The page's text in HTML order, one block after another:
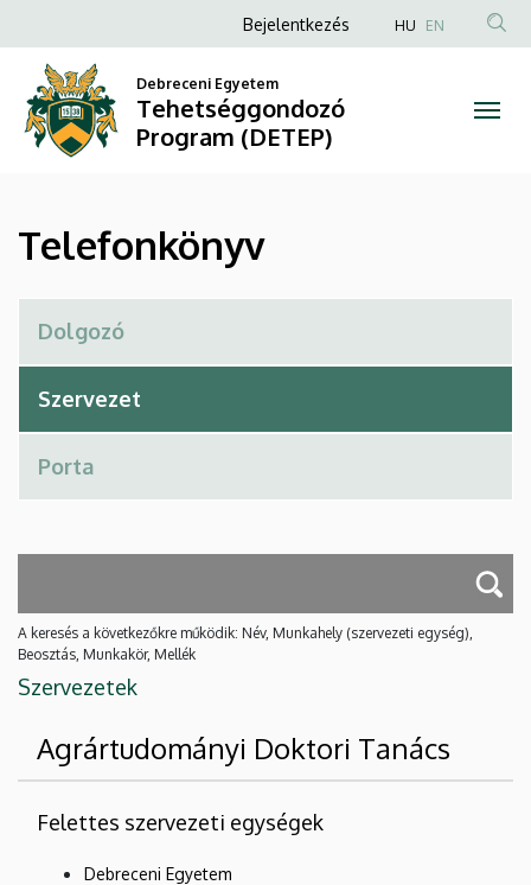
Telefonkönyv
Tehetséggondozó
Program
(DETEP)
a
tartalomra
Anonim
fiók
menüje
Bejelentkezés HU EN
Debreceni Egyetem
Tehetséggondozó
Program (DETEP)
Telefonkönyv
A keresés a következőkre működik: Név, Munkahely (szervezeti egység),
Beosztás, Munkakör, Mellék
Szervezetek
Agrártudományi Doktori Tanács
Felettes szervezeti egységek
Debreceni Egyetem